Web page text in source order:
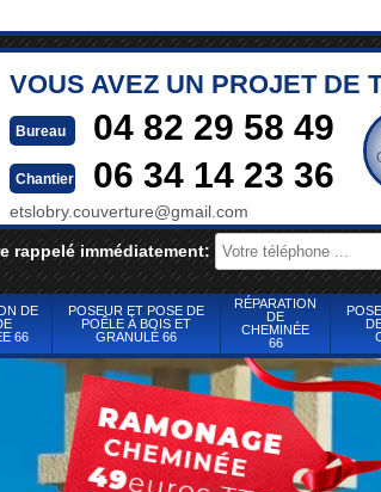
VOUS AVEZ UN PROJET DE
Bureau 04 82 29 58 49
Chantier 06 34 14 23 36
etslobry.couverture@gmail.com
rappelé immédiatement:
DE
66
POSEUR ET POSE DE
POÊLE À BOIS ET
GRANULÉ 66
RÉPARATION
DE
CHEMINÉE
66